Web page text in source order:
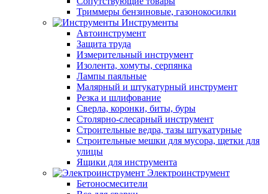
Триммеры бензиновые, газонокосилки
Инструменты
Автоинструмент
Защита труда
Измерительный инструмент
Изолента, хомуты, серпянка
Лампы паяльные
Малярный и штукатурный инструмент
Резка и шлифование
Сверла, коронки, биты, буры
Столярно-слесарный инструмент
Строительные ведра, тазы штукатурные
Строительные мешки для мусора, щетки для
улицы
Ящики для инструмента
Электроинструмент
Бетоносмесители